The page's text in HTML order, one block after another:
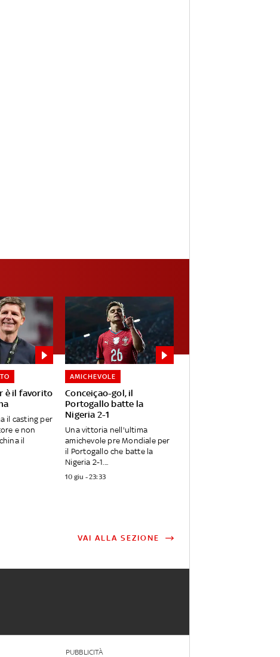
è il favorito
il casting per
e non
il
Conceiçao-gol, il
Portogallo batte la
Nigeria 2-1
AMICHEVOLE
Una vittoria nell'ultima
amichevole pre Mondiale per
il Portogallo che batte la
Nigeria 2-1....
10 giu - 23:33
VAI ALLA SEZIONE
PUBBLICITÀ